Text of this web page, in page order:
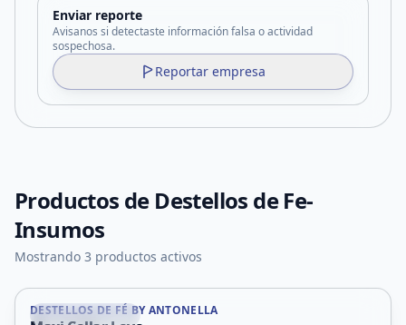
Enviar reporte
Avisanos si detectaste información falsa o actividad
sospechosa.
Reportar empresa
Productos de Destellos de Fe-
Insumos
Mostrando 3 productos activos
Villa Mercedes
DESTELLOS DE FÉ BY ANTONELLA